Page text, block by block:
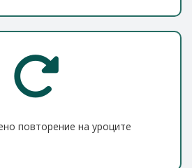
повторение на уроците